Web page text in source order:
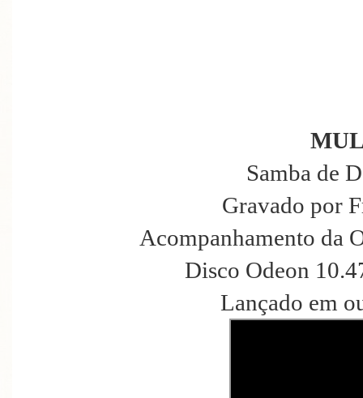
Samba de
Gravado por
Acompanhamento da
Disco Odeon
Lançado em